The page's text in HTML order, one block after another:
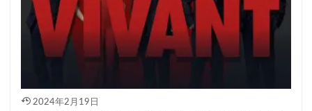
2024年2月19日